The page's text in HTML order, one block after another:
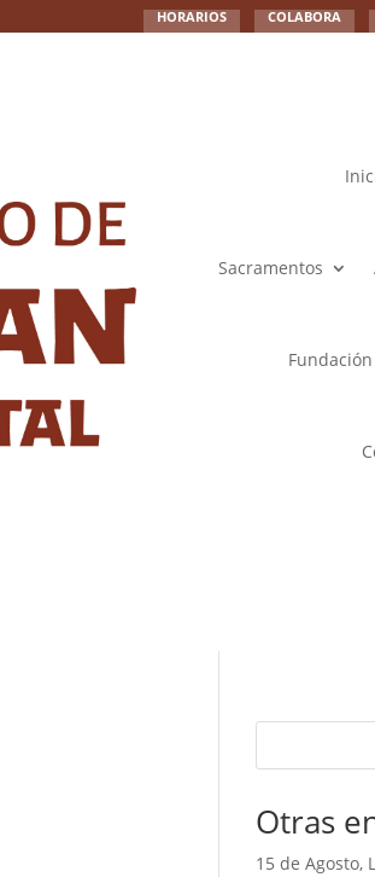
HORARIOS COLABORA
Sacramentos
Fundación
Otras
15 de Agosto,